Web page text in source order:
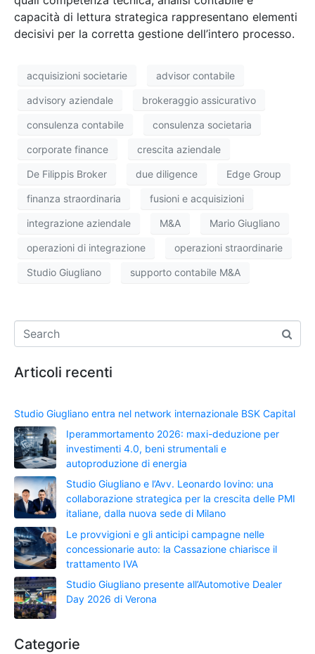
capacità di lettura strategica rappresentano elementi
decisivi per la corretta gestione dell’intero processo.
acquisizioni societarie advisor contabile
advisory aziendale brokeraggio assicurativo
consulenza contabile consulenza societaria
corporate finance crescita aziendale
De Filippis Broker due diligence Edge Group
finanza straordinaria fusioni e acquisizioni
integrazione aziendale M&A Mario Giugliano
operazioni di integrazione operazioni straordinarie
Studio Giugliano supporto contabile M&A
Articoli recenti
Studio Giugliano entra nel network internazionale BSK Capital
Iperammortamento 2026: maxi-deduzione per
investimenti 4.0, beni strumentali e
autoproduzione di energia
Studio Giugliano e l’Avv. Leonardo Iovino: una
collaborazione strategica per la crescita delle PMI
italiane, dalla nuova sede di Milano
Le provvigioni e gli anticipi campagne nelle
concessionarie auto: la Cassazione chiarisce il
trattamento IVA
Studio Giugliano presente all’Automotive Dealer
Day 2026 di Verona
Categorie